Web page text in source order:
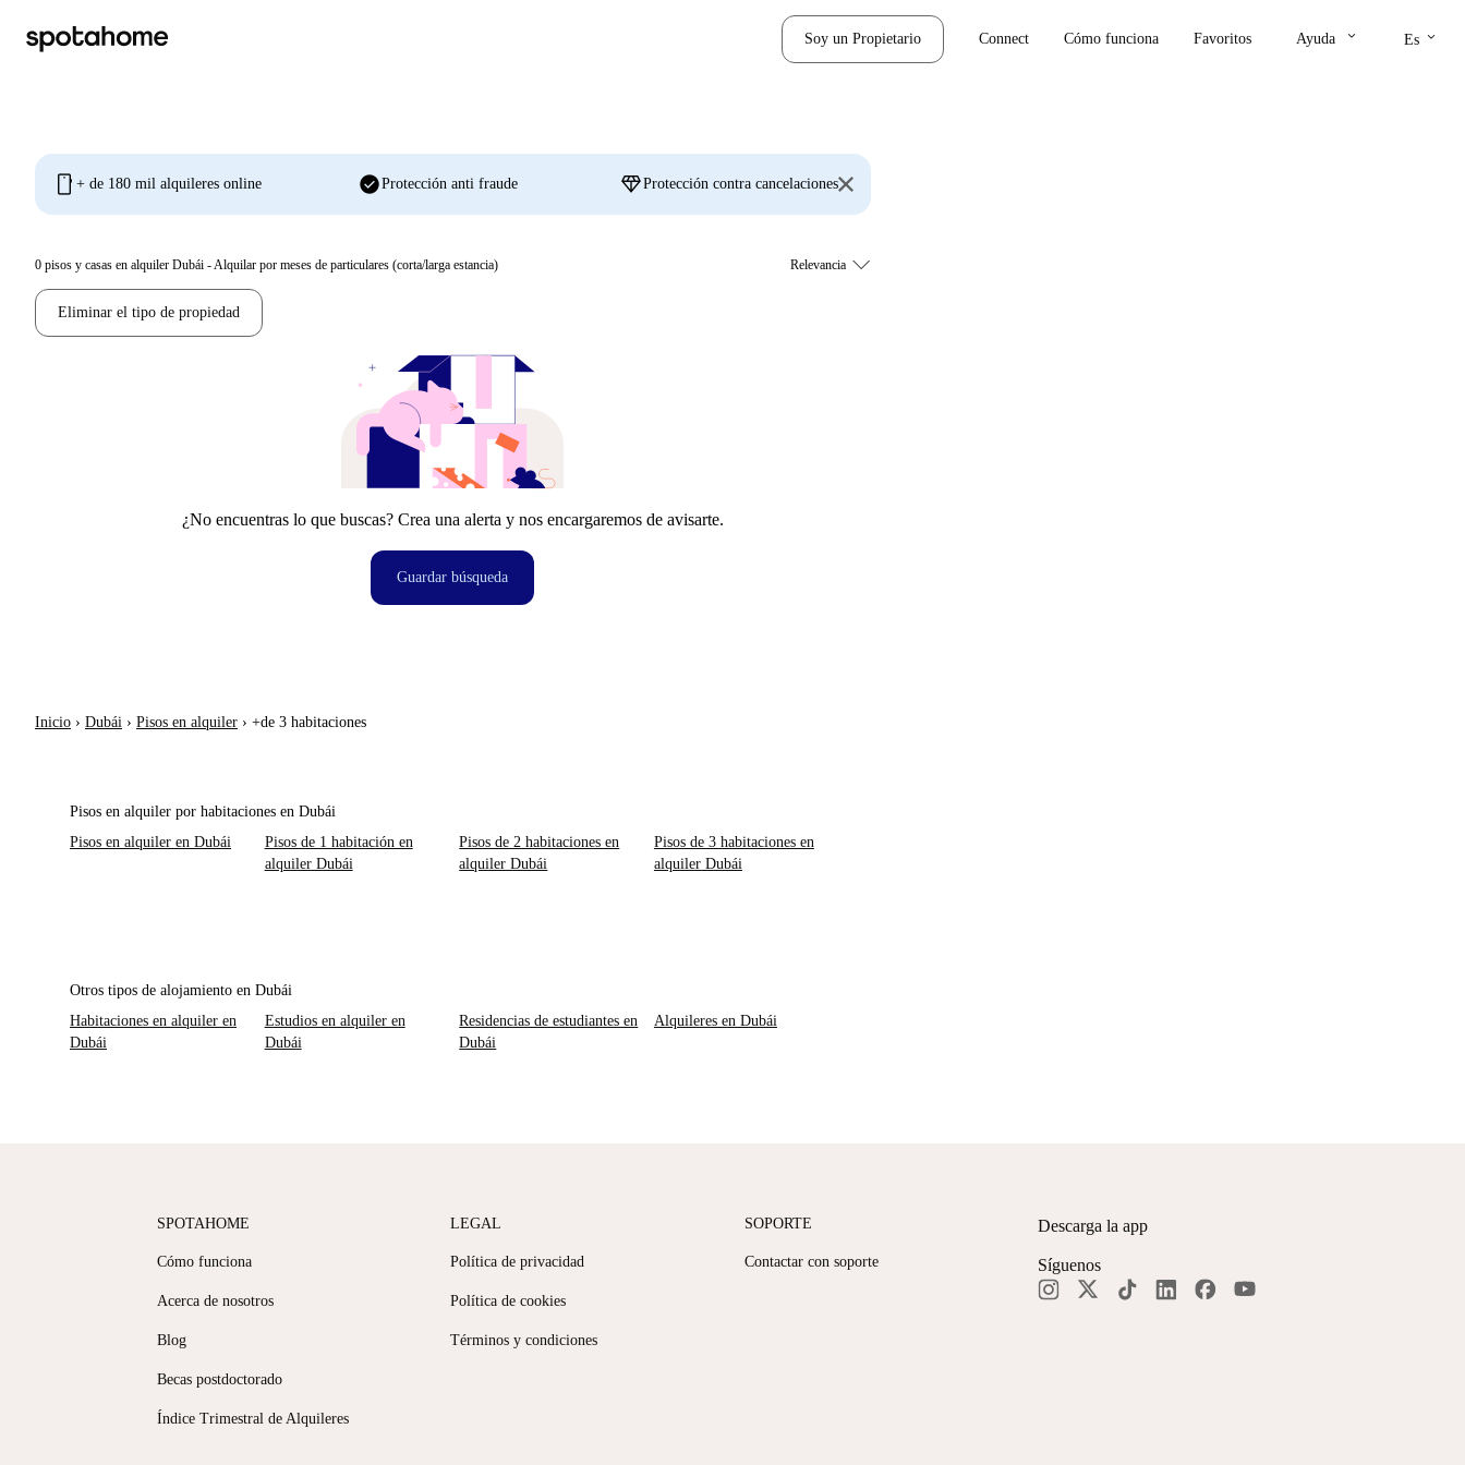
Soy un Propietario Connect Cómo funciona Favoritos Ayuda keyboard_arrow_down Es keyboard_arrow_down
mobile + de 180 mil alquileres online check_circleProtección anti fraude diamondProtección contra cancelaciones
0 pisos y casas en alquiler Dubái - Alquilar por meses de particulares (corta/larga estancia)
Eliminar el tipo de propiedad
¿No encuentras lo que buscas? Crea una alerta y nos encargaremos de avisarte.
Guardar búsqueda
Inicio › Dubái › Pisos en alquiler › +de 3 habitaciones
Pisos en alquiler por habitaciones en Dubái
Pisos en alquiler en Dubái
Pisos de 1 habitación en
alquiler Dubái
Pisos de 2 habitaciones en
alquiler Dubái
Pisos de 3 habitaciones en
alquiler Dubái
Otros tipos de alojamiento en Dubái
Habitaciones en alquiler en
Dubái
Estudios en alquiler en
Dubái
Residencias de estudiantes en
Dubái
Alquileres en Dubái
SPOTAHOME
Cómo funciona
Acerca de nosotros
Blog
Becas postdoctorado
Índice Trimestral de Alquileres
LEGAL
Política de privacidad
Política de cookies
Términos y condiciones
SOPORTE
Contactar con soporte
Descarga la app
Síguenos